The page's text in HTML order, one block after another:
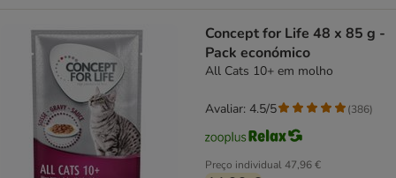
Concept for Life 48 x 85 g -
Pack económico
All Cats 10+ em molho
Preço individual47,96 €
Avaliar: 4.5/5 (386)